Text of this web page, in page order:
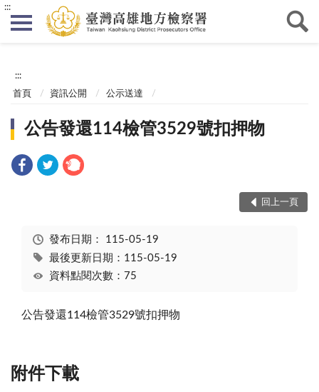
:::
:::
首頁 資訊公開 公示送達
公告發還114檢管3529號扣押物
回上一頁
發布日期： 115-05-19
最後更新日期：115-05-19
資料點閱次數：75
公告發還114檢管3529號扣押物
附件下載